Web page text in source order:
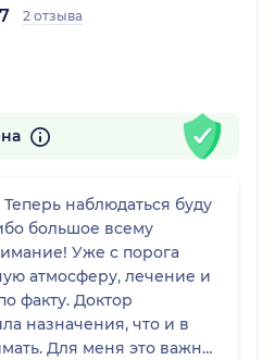
2 отзыва
наблюдаться буду
большое всему
Уже с порога
атмосферу, лечение и
факту. Доктор
назначения, что и в
Для меня это важно!